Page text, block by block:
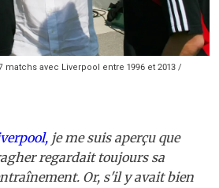
matchs avec Liverpool entre 1996 et 2013 /
je me suis aperçu que
regardait toujours sa
Or, s'il y avait bien